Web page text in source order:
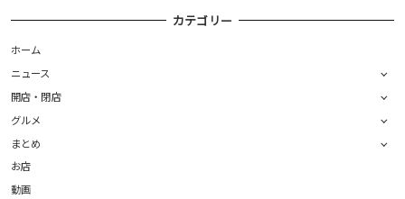
カテゴリー
ホーム
ニュース
開店・閉店
グルメ
まとめ
お店
動画